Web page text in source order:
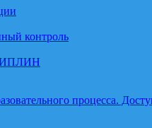
контроль
процесса.